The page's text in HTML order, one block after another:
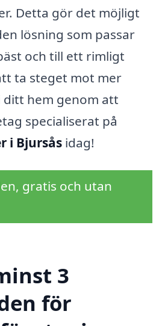
Detta gör det möjligt
lösning som passar
och till ett rimligt
ta steget mot mer
hem genom att
specialiserat på
i Bjursås idag!
gratis och utan
3
för